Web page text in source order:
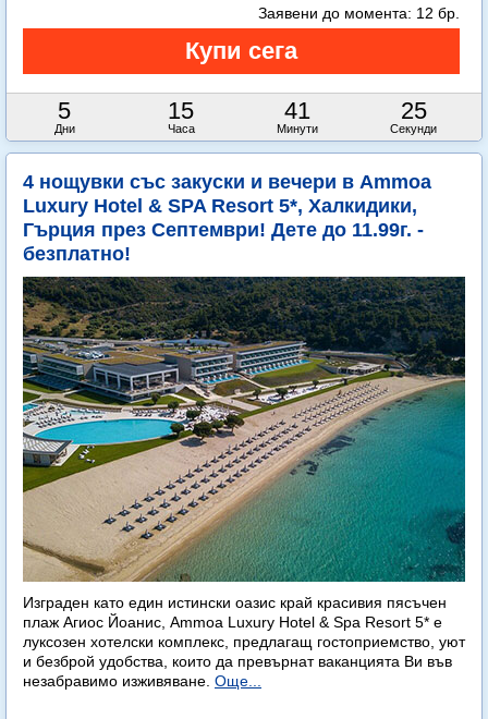
5
Дни
15
Часа
41
Минути
23
Секунди
Заявени до момента: 12 бр.
4 нощувки със закуски и вечери в Ammoa
Luxury Hotel & SPA Resort 5*, Халкидики,
Гърция през Септември! Дете до 11.99г. -
безплатно!
Изграден като един истински оазис край красивия пясъчен
плаж Агиос Йоанис, Ammoa Luxury Hotel & Spa Resort 5* е
луксозен хотелски комплекс, предлагащ гостоприемство, уют
и безброй удобства, които да превърнат ваканцията Ви във
незабравимо изживяване. Още...